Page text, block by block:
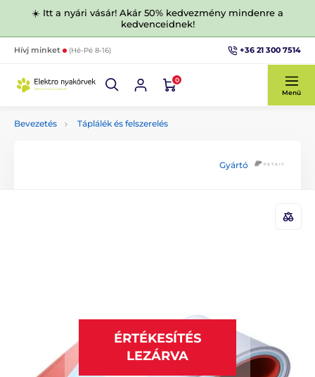
☀️ Itt a nyári vásár! Akár 50% kedvezmény mindenre a
kedvenceidnek!
Hívj minket (Hé-Pé 8-16) +36 21 300 7514
0
Menü
Bevezetés Táplálék és felszerelés
Gyártó
ÉRTÉKESÍTÉS
LEZÁRVA